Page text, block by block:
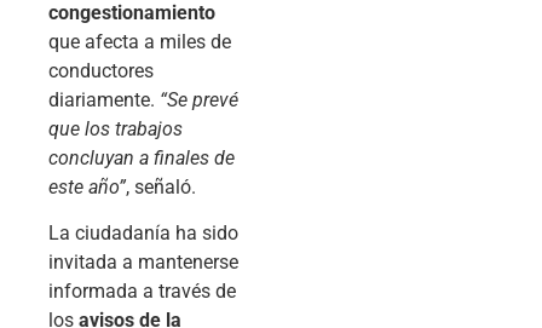
congestionamiento
que afecta a miles de
conductores
diariamente. “Se prevé
que los trabajos
concluyan a finales de
este año”, señaló.
La ciudadanía ha sido
invitada a mantenerse
informada a través de
los avisos de la